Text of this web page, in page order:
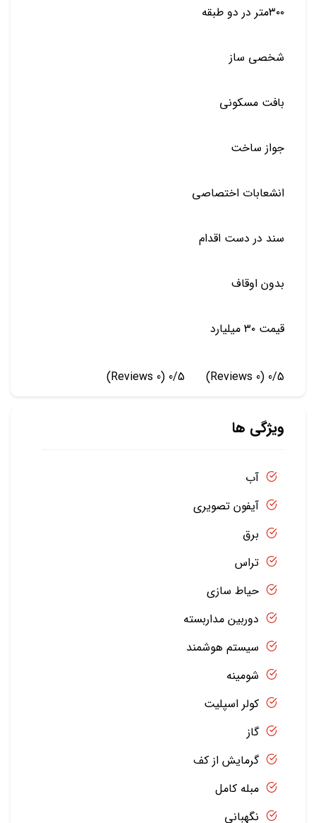
۳۰۰متر در دو طبقه
شخصی ساز
بافت مسکونی
جواز ساخت
انشعابات اختصاصی
سند در دست اقدام
بدون اوقاف
قیمت ۳۰ میلیارد
0/5
(0 Reviews)
0/5
(0 Reviews)
ویژگی ها
آب
آیفون تصویری
برق
تراس
حیاط سازی
دوربین مداربسته
سیستم هوشمند
شومینه
کولر اسپلیت
گاز
گرمایش از کف
مبله کامل
نگهبانی